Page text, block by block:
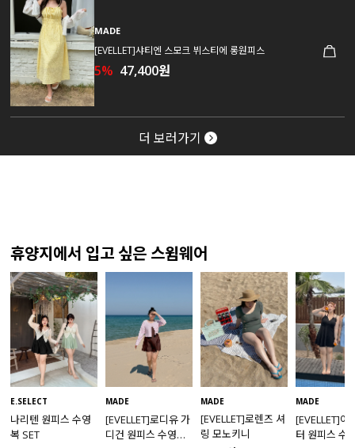
MADE
[EVELLET]샤티엔 스모크 뷔스티에 롱원피스
5% 47,400원
더 보러가기
휴양지에서 입고 싶은 스윔웨어
E.SELECT
나리텐 원피스 수영
복 SET
MADE
[EVELLET]로디유 가
디건 원피스 수영복
MADE
[EVELLET]로렌즈 셔
링 모노키니
MADE
[EVELLET]아
터 원피스 수